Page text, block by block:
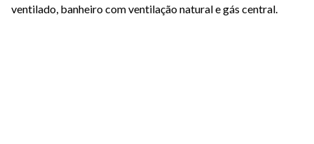
ventilado, banheiro com ventilação natural e gás central.